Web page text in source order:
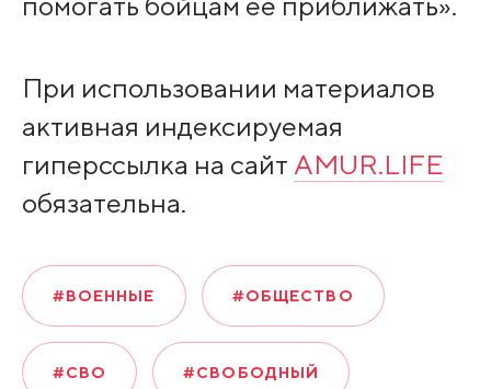
При использовании материалов
активная индексируемая
гиперссылка на сайт AMUR.LIFE
обязательна.
#ВОЕННЫЕ #ОБЩЕСТВО
#СВО #СВОБОДНЫЙ